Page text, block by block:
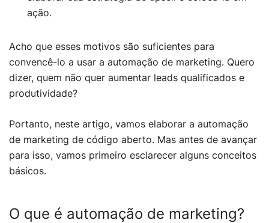
ação.
Acho que esses motivos são suficientes para
convencê-lo a usar a automação de marketing. Quero
dizer, quem não quer aumentar leads qualificados e
produtividade?
Portanto, neste artigo, vamos elaborar a automação
de marketing de código aberto. Mas antes de avançar
para isso, vamos primeiro esclarecer alguns conceitos
básicos.
O que é automação de marketing?